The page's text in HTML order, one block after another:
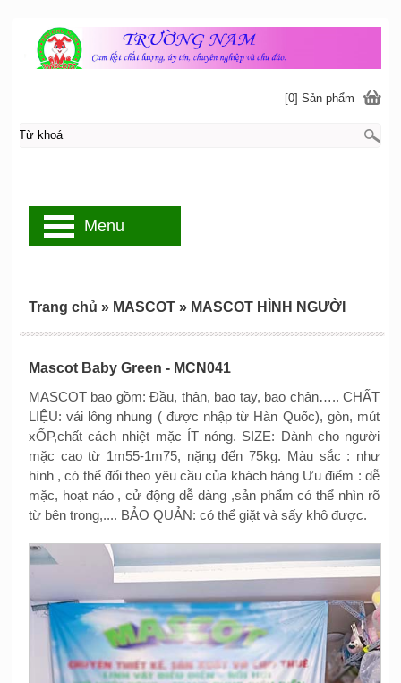
Mascot Baby Green - MCN041
MASCOT bao gồm: Đầu, thân, bao tay, bao chân….. CHẤT
LIỆU: vải lông nhung ( được nhập từ Hàn Quốc), gòn, mút
xỐP,chất cách nhiệt mặc ÍT nóng. SIZE: Dành cho người
mặc cao từ 1m55-1m75, nặng đến 75kg. Màu sắc : như
hình , có thể đổi theo yêu cầu của khách hàng Ưu điểm : dễ
mặc, hoạt náo , cử động dễ dàng ,sản phẩm có thể nhìn rõ
từ bên trong,.... BẢO QUẢN: có thể giặt và sấy khô được.
Trang chủ » MASCOT » MASCOT HÌNH NGƯỜI
[0] Sản phẩm
Menu